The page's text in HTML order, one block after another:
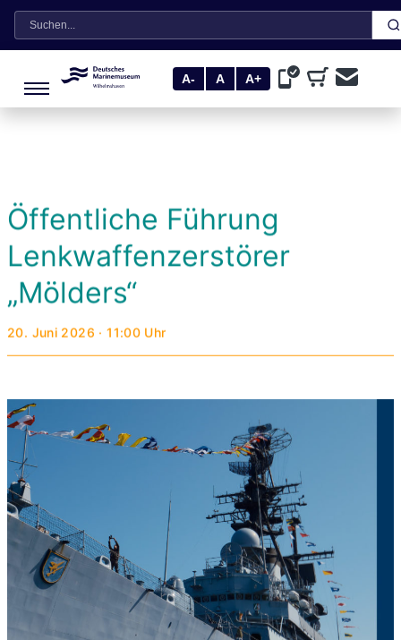
Suche
A- A A+
Öffentliche Führung
Lenkwaffenzerstörer
„Mölders“
20. Juni 2026 · 11:00 Uhr